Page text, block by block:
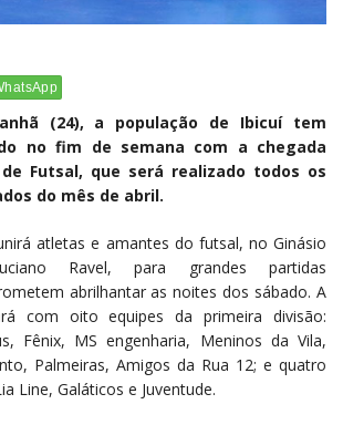
(24), a população de Ibicuí tem
no fim de semana com a chegada
Futsal, que será realizado todos os
do mês de abril.
atletas e amantes do futsal, no Ginásio
Ravel, para grandes partidas
abrilhantar as noites dos sábado. A
com oito equipes da primeira divisão:
Fênix, MS engenharia, Meninos da Vila,
Palmeiras, Amigos da Rua 12; e quatro
Line, Galáticos e Juventude.